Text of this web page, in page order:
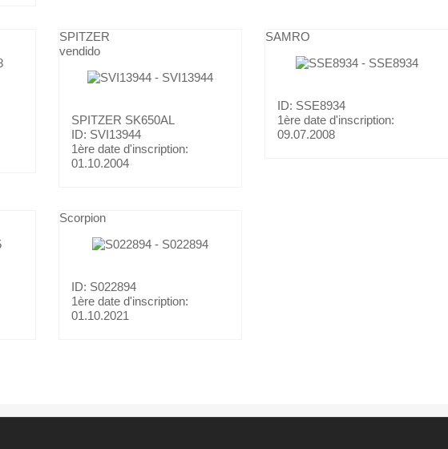
SPITZER
vendido
SPITZER SK650AL
ID: SVI13944
1ère date d'inscription:
01.10.2004
SAMRO
ID: SSE8934
1ère date d'inscription:
09.07.2008
Scorpion
ID: S022894
1ère date d'inscription:
01.10.2021